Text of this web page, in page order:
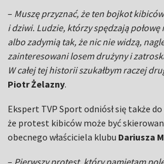
– Muszę przyznać, że ten bojkot
i dziwi. Ludzie, którzy spędzają
albo zadymią tak, że nic nie widzą,
zainteresowani losem drużyny i
W całej tej historii szukałbym raczej
Piotr Żelazny.
Ekspert TVP Sport odniósł się także
że protest kibiców może być
obecnego właściciela klubu Dariusza
– Pierwszy protest, który pamiętam